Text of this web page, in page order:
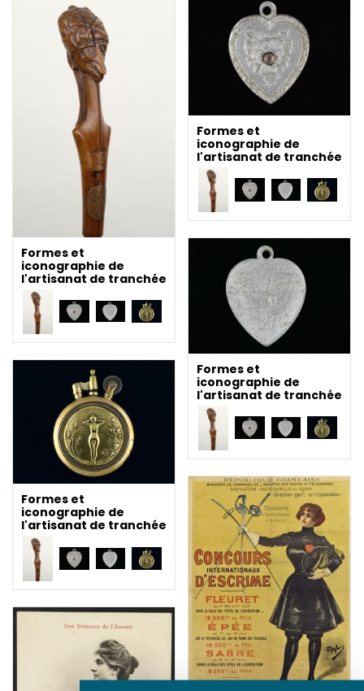
Formes et
iconographie de
l'artisanat de tranchée
Formes et
iconographie de
l'artisanat de tranchée
Formes et
iconographie de
l'artisanat de tranchée
Formes et
iconographie de
l'artisanat de tranchée